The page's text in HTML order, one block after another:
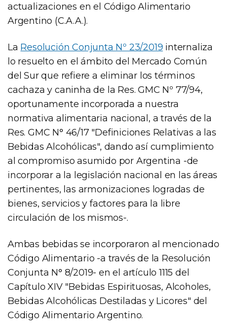
actualizaciones en el Código Alimentario
Argentino (C.A.A.).
La Resolución Conjunta Nº 23/2019 internaliza
lo resuelto en el ámbito del Mercado Común
del Sur que refiere a eliminar los términos
cachaza y caninha de la Res. GMC Nº 77/94,
oportunamente incorporada a nuestra
normativa alimentaria nacional, a través de la
Res. GMC N° 46/17 "Definiciones Relativas a las
Bebidas Alcohólicas", dando así cumplimiento
al compromiso asumido por Argentina -de
incorporar a la legislación nacional en las áreas
pertinentes, las armonizaciones logradas de
bienes, servicios y factores para la libre
circulación de los mismos-.
Ambas bebidas se incorporaron al mencionado
Código Alimentario -a través de la Resolución
Conjunta N° 8/2019- en el artículo 1115 del
Capítulo XIV "Bebidas Espirituosas, Alcoholes,
Bebidas Alcohólicas Destiladas y Licores" del
Código Alimentario Argentino.